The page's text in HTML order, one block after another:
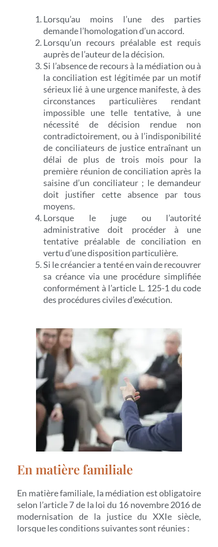
Lorsqu’au moins l’une des parties
demande l’homologation d’un accord.
Lorsqu’un recours préalable est requis
auprès de l’auteur de la décision.
Si l’absence de recours à la médiation ou à
la conciliation est légitimée par un motif
sérieux lié à une urgence manifeste, à des
circonstances particulières rendant
impossible une telle tentative, à une
nécessité de décision rendue non
contradictoirement, ou à l’indisponibilité
de conciliateurs de justice entraînant un
délai de plus de trois mois pour la
première réunion de conciliation après la
saisine d’un conciliateur ; le demandeur
doit justifier cette absence par tous
moyens.
Lorsque le juge ou l’autorité
administrative doit procéder à une
tentative préalable de conciliation en
vertu d’une disposition particulière.
Si le créancier a tenté en vain de recouvrer
sa créance via une procédure simplifiée
conformément à l’article L. 125-1 du code
des procédures civiles d’exécution.
En matière familiale
En matière familiale, la médiation est obligatoire
selon l’article 7 de la loi du 16 novembre 2016 de
modernisation de la justice du XXIe siècle,
lorsque les conditions suivantes sont réunies :